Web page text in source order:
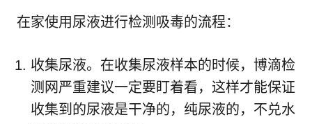
在家使用尿液进行检测吸毒的流程：
收集尿液。在收集尿液样本的时候，博滴检
测网严重建议一定要盯着看，这样才能保证
收集到的尿液是干净的，纯尿液的，不兑水